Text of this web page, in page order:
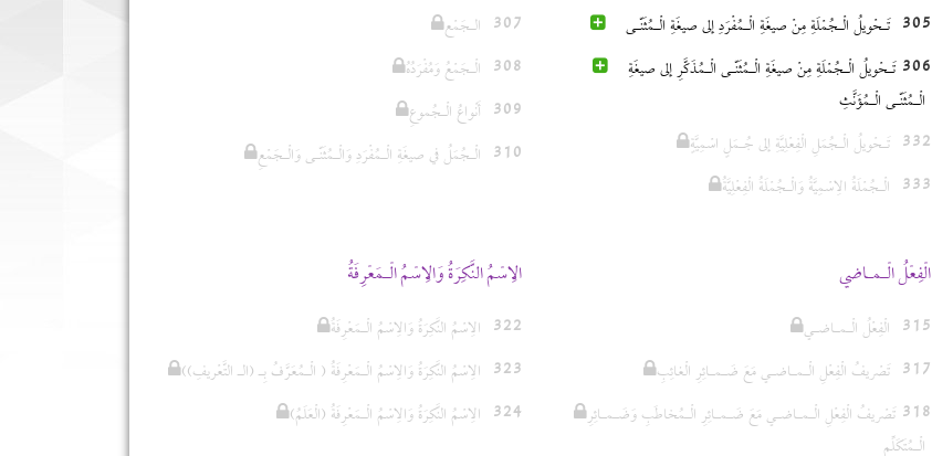
305 تَـحْويلُ الْـجُمْلَةِ مِنْ صيغَةِ الْـمُفْرَدِ إلى صيغَةِ الْـمُثَنّـى
306 تَـحْويلُ الْـجُمْلَةِ مِنْ صيغَةِ الْـمُثَنّـى الْـمُذَكَّرِ إلى صيغَةِ
الْـمُثَنّـى الْـمُؤَنَّثِ
332 تَـحْويلُ الْـجُمَلِ الْفِعْلِيَّةِ إلى جُـمَلٍ اسْمِيَّةٍ
333 الْـجُمْلَةُ الِاسْمِيَّةُ وَالْـجُمْلَةُ الْفِعْلِيَّةُ
307 الـجَمْع
308 الْـجَمْعُ وَمُفْرَدُهُ
309 أَنْواعُ الْـجُموعِ
310 الْـجُمَلُ في صيغَةِ الْـمُفْرَدِ وَالْـمُثَنّـى وَالْـجَمْعِ
الْفِعْلُ الْـمـاضي
315 الْفِعْلُ الْـمـاضـي
317 تَصْريفُ الْفِعْلِ الْـمـاضـي مَعَ ضَـمـائِرِ الْغائِبِ
318 تَصْريفُ الْفِعْلِ الْـمـاضـي مَعَ ضَـمـائِرِ الْـمُخاطَبِ وَضَـمـائِرِ
الْـمُتَكَلِّمِ
الِاسْمُ النَّكِرَةُ وَالِاسْمُ الْـمَعْرِفَةُ
322 الِاسْمُ النَّكِرَةُ وَالِاسْمُ الْـمَعْرِفَةُ
323 ((الِاسْمُ النَّكِرَةُ وَالِاسْمُ الْـمَعْرِفَةُ ( الْـمُعَرَّفُ بِـ (الـ التَّعْريفِ
324 (الِاسْمُ النَّكِرَةُ وَالِاسْمُ الْـمَعْرِفَةُ (الْعَلَمُ